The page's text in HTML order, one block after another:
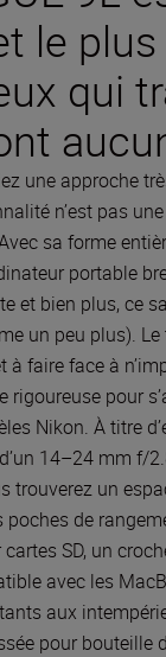
le
qui
une approche
n’est pas
sa forme
portable
et bien plus, ce
un peu plus).
à faire face à
rigoureuse pour
Nikon. À titre
14–24 mm f/
trouverez un
poches de
SD, un
avec les
aux
pour bouteille